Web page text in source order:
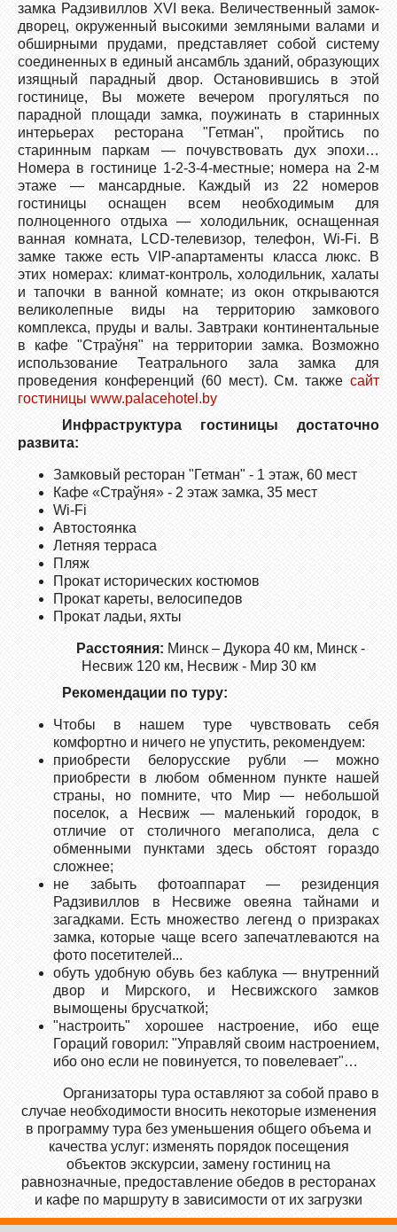
замка Радзивиллов XVI века. Величественный замок-
дворец, окруженный высокими земляными валами и
обширными прудами, представляет собой систему
соединенных в единый ансамбль зданий, образующих
изящный парадный двор. Остановившись в этой
гостинице, Вы можете вечером прогуляться по
парадной площади замка, поужинать в старинных
интерьерах ресторана "Гетман", пройтись по
старинным паркам — почувствовать дух эпохи…
Номера в гостинице 1-2-3-4-местные; номера на 2-м
этаже — мансардные. Каждый из 22 номеров
гостиницы оснащен всем необходимым для
полноценного отдыха — холодильник, оснащенная
ванная комната, LCD-телевизор, телефон, Wi-Fi. В
замке также есть VIP-апартаменты класса люкс. В
этих номерах: климат-контроль, холодильник, халаты
и тапочки в ванной комнате; из окон открываются
великолепные виды на территорию замкового
комплекса, пруды и валы. Завтраки континентальные
в кафе "Страўня" на территории замка. Возможно
использование Театрального зала замка для
проведения конференций (60 мест). См. также сайт
гостиницы www.palacehotel.by
Инфраструктура гостиницы достаточно
развита:
Замковый ресторан "Гетман" - 1 этаж, 60 мест
Кафе «Страўня» - 2 этаж замка, 35 мест
Wi-Fi
Автостоянка
Летняя терраса
Пляж
Прокат исторических костюмов
Прокат кареты, велосипедов
Прокат ладьи, яхты
Расстояния: Минск – Дукора 40 км, Минск -
Несвиж 120 км, Несвиж - Мир 30 км
Рекомендации по туру:
Чтобы в нашем туре чувствовать себя
комфортно и ничего не упустить, рекомендуем:
приобрести белорусские рубли — можно
приобрести в любом обменном пункте нашей
страны, но помните, что Мир — небольшой
поселок, а Несвиж — маленький городок, в
отличие от столичного мегаполиса, дела с
обменными пунктами здесь обстоят гораздо
сложнее;
не забыть фотоаппарат — резиденция
Радзивиллов в Несвиже овеяна тайнами и
загадками. Есть множество легенд о призраках
замка, которые чаще всего запечатлеваются на
фото посетителей...
обуть удобную обувь без каблука — внутренний
двор и Мирского, и Несвижского замков
вымощены брусчаткой;
"настроить" хорошее настроение, ибо еще
Гораций говорил: "Управляй своим настроением,
ибо оно если не повинуется, то повелевает"…
Организаторы тура оставляют за собой право в
случае необходимости вносить некоторые изменения
в программу тура без уменьшения общего объема и
качества услуг: изменять порядок посещения
объектов экскурсии, замену гостиниц на
равнозначные, предоставление обедов в ресторанах
и кафе по маршруту в зависимости от их загрузки